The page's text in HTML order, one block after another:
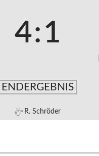
4:1
ENDERGEBNIS
R. Schröder